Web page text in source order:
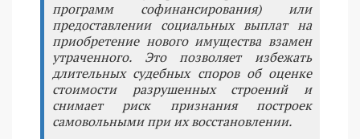
программ софинансирования) или
предоставлении социальных выплат на
приобретение нового имущества взамен
утраченного. Это позволяет избежать
длительных судебных споров об оценке
стоимости разрушенных строений и
снимает риск признания построек
самовольными при их восстановлении.